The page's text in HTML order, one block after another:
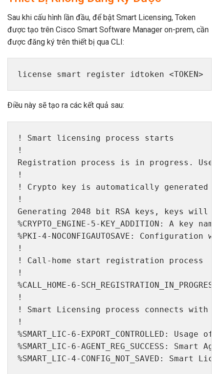
Điều này sẽ tạo ra các kết quả sau:
! Smart licensing process starts
!
! Crypto key is automatically generated for
!
Generating 2048 bit RSA keys, keys will
%CRYPTO_ENGINE-5-KEY_ADDITION: A
!
! Call-home start registration process
!
! Smart Licensing process connects with
%SMART_LIC-6-EXPORT_CONTROLLED:
%SMART_LIC-6-AGENT_REG_SUCCESS:
%SMART_LIC-4-CONFIG_NOT_SAVED:
Để kiểm tra cấu hình call-home, hãy chạy CLI sau:
#show call-home profile all